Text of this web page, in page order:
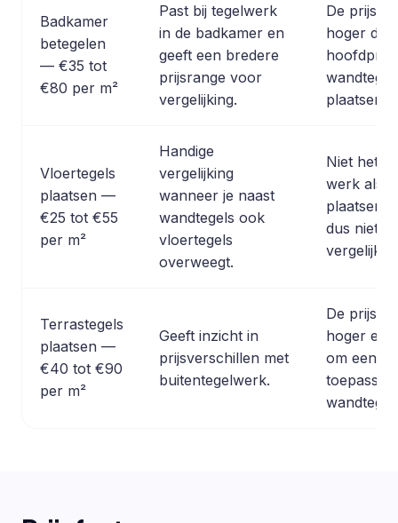
Badkamer
betegelen
— €35 tot
€80 per m²
Past bij tegelwerk
in de badkamer en
geeft een bredere
prijsrange voor
vergelijking.
De
hoger
plaatsen.
Vloertegels
plaatsen —
€25 tot €55
per m²
Handige
vergelijking
wanneer je naast
wandtegels ook
vloertegels
overweegt.
Niet
werk als
plaatsen;
dus niet
Terrastegels
plaatsen —
€40 tot €90
per m²
Geeft inzicht in
prijsverschillen met
buitentegelwerk.
De
hoger en
om een